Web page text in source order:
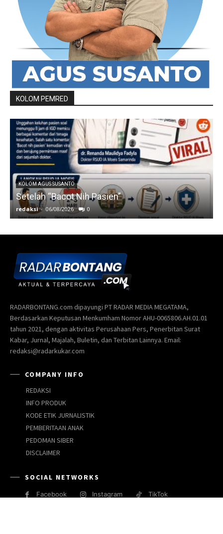
RADARBONTANG.com dipayungi PT RADAR MEDIA MEGATAMA,
Berdasarkan Keputusan Menkumham Nomor AHU-0065806.AH.01.01
tahun 2021, dengan aktivitas Perusahaan Pers, Penerbitan Surat
Kabar, Jurnal, Majalah, Buletin, dan Terbitan Lainnya. Email:
redaksi@radarkukar.com
COMPANY INFO
REDAKSI
INFO PRODUK
KODE ETIK JURNALISTIK
PEMBERITAAN ANAK
PEDOMAN SIBER
DISCLAIMER
SOCIAL NETWORKS
Facebook Instagram TikTok